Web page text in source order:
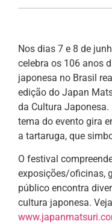
Nos dias 7 e 8 de
celebra os 106 anos
japonesa no Brasil
edição do Japan
da Cultura Japonesa.
tema do evento gira
a tartaruga, que
O festival
exposições/oficinas,
público encontra
cultura japonesa.